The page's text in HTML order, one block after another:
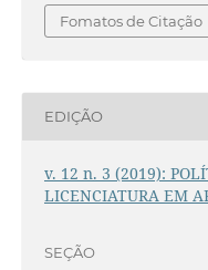
Fomatos de Citação
EDIÇÃO
v. 12 n. 3 (2019):
LICENCIATURA EM
SEÇÃO